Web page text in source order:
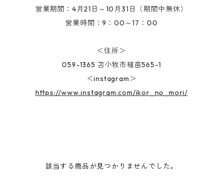
営業期間：4月21日～10月31日（期間中無休）
営業時間：9：00～17：00
＜住所＞
059-1365 苫小牧市植苗565-1
＜instagram＞
https://www.instagram.com/ikor_no_mori/
該当する商品が見つかりませんでした。